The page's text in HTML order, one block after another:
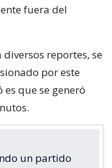
fuera del
reportes, se
por este
que se generó
un partido